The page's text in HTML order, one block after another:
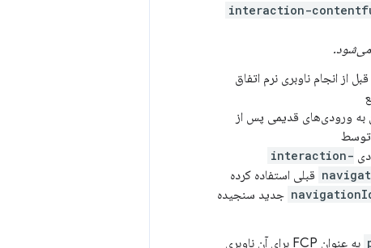
interaction-
قبل از انجام ناوبری نرم اتفاق
به ورودی‌های قدیمی پس از
توسط
interaction-
قبلی استفاده کرده
جدید سنجیده
به عنوان FCP برای آن ناوبری